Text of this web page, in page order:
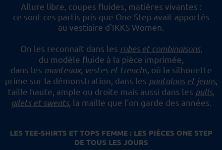
Allure libre, coupes fluides, matières vivantes :
ce sont ces partis pris que One Step avait apportés
au vestiaire d'IKKS Women.
On les reconnaît dans les robes et combinaisons,
du modèle fluide à la pièce imprimée,
dans les manteaux, vestes et trenchs, où la silhouette
prime sur la démonstration, dans les pantalons et jeans,
taille haute, ample ou droite mais aussi dans les pulls,
gilets et sweats, la maille que l'on garde des années.
LES TEE-SHIRTS ET TOPS FEMME : LES PIÈCES ONE STEP
DE TOUS LES JOURS